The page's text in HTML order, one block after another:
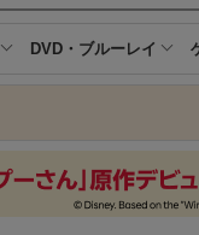
DVD・ブルーレイ